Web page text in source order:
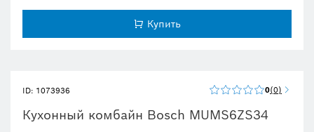
Купить
ID: 1073936 0 0
Кухонный комбайн Bosch MUMS6ZS34